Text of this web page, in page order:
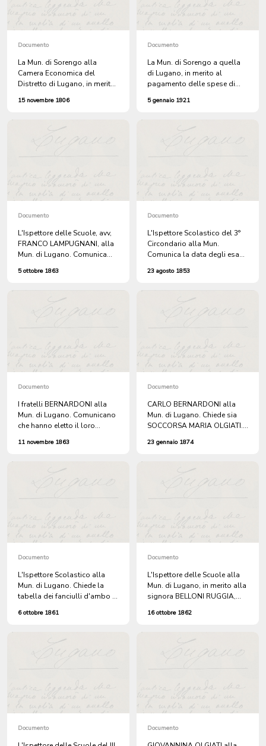
Documento
La Mun. di Sorengo alla
Camera Economica del
Distretto di Lugano, in merito
assegnarsi a chi si occuperà
Imperiali Austriaca e Russa, il
rimborso del credito che il
15 novembre 1806
Documento
La Mun. di Sorengo a quella
di Lugano, in merito al
pagamento delle spese di
Lugano, di BENEDETTO
Sorengo. + 1 atto.
5 gennaio 1921
Documento
L'Ispettore delle Scuole, avv,
FRANCO LAMPUGNANI, alla
Mun. di Lugano. Comunica
Educazione, acconsente che
Scuola Maggiore Femminile
con convitto della città di
della sorella ANNA.
5 ottobre 1863
Documento
L'Ispettore Scolastico del 3°
Circondario alla Mun.
Comunica la data degli esami
Avv. Franco Lampugnani.
23 agosto 1853
Documento
I fratelli BERNARDONI alla
Mun. di Lugano. Comunicano
che hanno eletto il loro
11 novembre 1863
Documento
CARLO BERNARDONI alla
Mun. di Lugano. Chiede sia
SOCCORSA MARIA OLGIATI.
23 gennaio 1874
Documento
L'Ispettore Scolastico alla
Mun. di Lugano. Chiede la
tabella dei fanciulli d'ambo i
6 ottobre 1861
Documento
L'Ispettore delle Scuole alla
Mun. di Lugano, in merito alla
signora BELLONI RUGGIA,
della Scuola Maggiore
16 ottobre 1862
Documento Documento